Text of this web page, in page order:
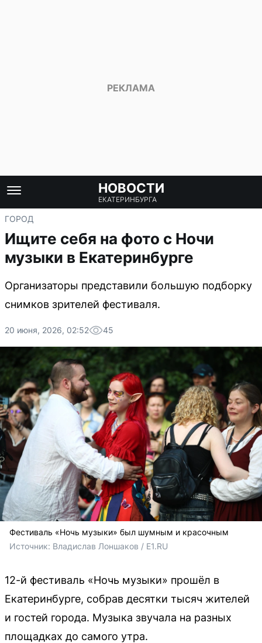
НОВОСТИ
ЕКАТЕРИНБУРГА
ГОРОД
Ищите себя на фото с Ночи
музыки в Екатеринбурге
Организаторы представили большую подборку
снимков зрителей фестиваля.
20 июня, 2026, 02:52 45
Фестиваль «Ночь музыки» был шумным и красочным
Источник: Владислав Лоншаков / E1.RU
12-й фестиваль «Ночь музыки» прошёл в
Екатеринбурге, собрав десятки тысяч жителей
и гостей города. Музыка звучала на разных
площадках до самого утра.